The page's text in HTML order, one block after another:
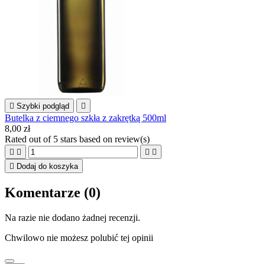
 Szybki podgląd 
Butelka z ciemnego szkła z zakrętką 500ml
8,00 zł
Rated out of 5 stars based on review(s)
   
 Dodaj do koszyka
Komentarze (0)
Na razie nie dodano żadnej recenzji.
Chwilowo nie możesz polubić tej opinii